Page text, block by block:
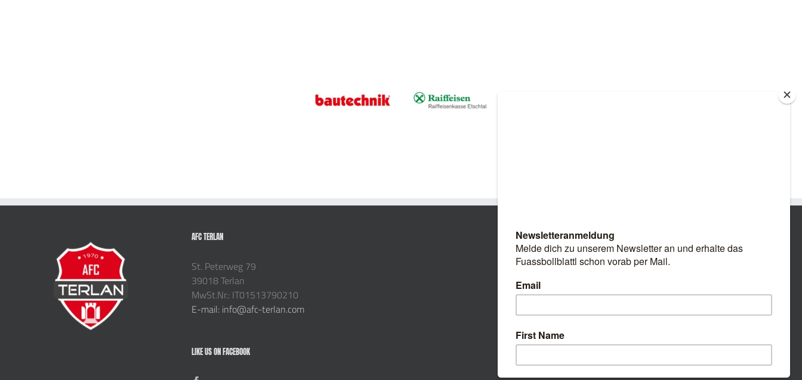
AFC TERLAN
St. Peterweg 79
39018 Terlan
MwSt.Nr.: IT01513790210
E-mail: info@afc-terlan.com
LIKE US ON FACEBOOK